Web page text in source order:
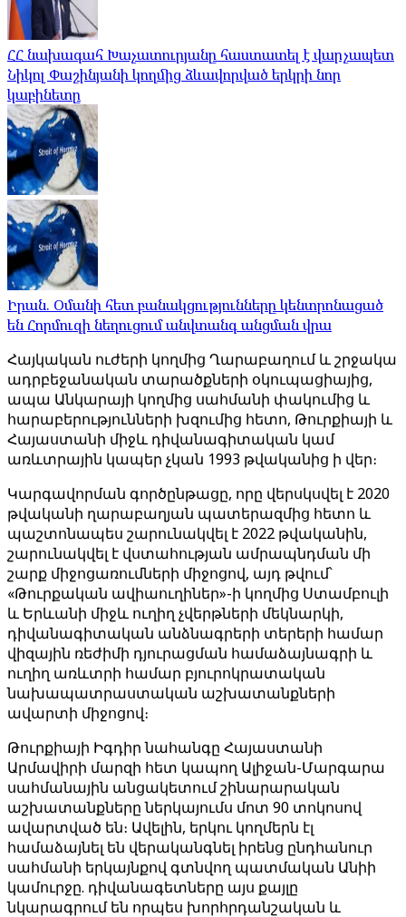
ՀՀ նախագահ Խաչատուրյանը հաստատել է վարչապետ
Նիկոլ Փաշինյանի կողմից ձևավորված երկրի նոր
կաբինետը
Իրան. Օմանի հետ բանակցությունները կենտրոնացած
են Հորմուզի նեղուցում անվտանգ անցման վրա
Հայկական ուժերի կողմից Ղարաբաղում և շրջակա
ադրբեջանական տարածքների օկուպացիայից,
ապա Անկարայի կողմից սահմանի փակումից և
հարաբերությունների խզումից հետո, Թուրքիայի և
Հայաստանի միջև դիվանագիտական ​​կամ
առևտրային կապեր չկան 1993 թվականից ի վեր։
Կարգավորման գործընթացը, որը վերսկսվել է 2020
թվականի ղարաբաղյան պատերազմից հետո և
պաշտոնապես շարունակվել է 2022 թվականին,
շարունակվել է վստահության ամրապնդման մի
շարք միջոցառումների միջոցով, այդ թվում՝
«Թուրքական ավիաուղիներ»-ի կողմից Ստամբուլի
և Երևանի միջև ուղիղ չվերթների մեկնարկի,
դիվանագիտական ​​անձնագրերի տերերի համար
վիզային ռեժիմի դյուրացման համաձայնագրի և
ուղիղ առևտրի համար բյուրոկրատական ​​
նախապատրաստական ​​աշխատանքների
ավարտի միջոցով։
Թուրքիայի Իգդիր նահանգը Հայաստանի
Արմավիրի մարզի հետ կապող Ալիջան-Մարգարա
սահմանային անցակետում շինարարական
աշխատանքները ներկայումս մոտ 90 տոկոսով
ավարտված են։ Ավելին, երկու կողմերն էլ
համաձայնել են վերականգնել իրենց ընդհանուր
սահմանի երկայնքով գտնվող պատմական Անիի
կամուրջը. դիվանագետները այս քայլը
նկարագրում են որպես խորհրդանշական և